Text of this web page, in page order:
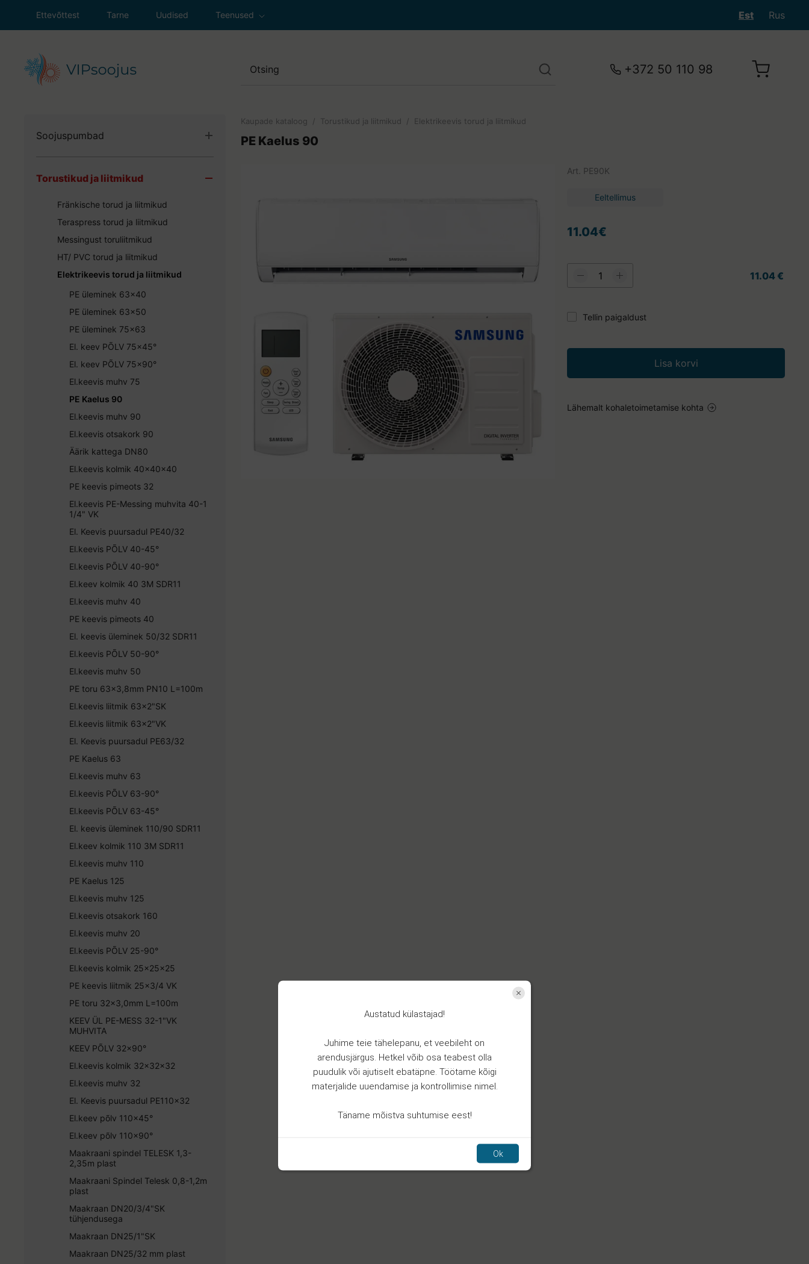
Ettevõttest Tarne Uudised Teenused
Ventilatsiooni paigaldus ja puhastus
Küttesüsteemide paigaldus ja hooldus
Est Rus
+372 50 110 98
Teie ostukorv on tühi.
Soojuspumbad
Õhk-vesi soojuspumbad
Torustikud ja liitmikud
Fränkische torud ja liitmikud
Teraspress torud ja liitmikud
Messingust toruliitmikud
HT/ PVC torud ja liitmikud
Elektrikeevis torud ja liitmikud
PE üleminek 63x40
PE üleminek 63x50
PE üleminek 75x63
El. keev PÕLV 75x45°
El. keev PÕLV 75x90°
El.keevis muhv 75
PE Kaelus 90
El.keevis muhv 90
El.keevis otsakork 90
Äärik kattega DN80
El.keevis kolmik 40x40x40
PE keevis pimeots 32
El.keevis PE-Messing muhvita 40-1
1/4" VK
El. Keevis puursadul PE40/32
El.keevis PÕLV 40-45°
El.keevis PÕLV 40-90°
El.keev kolmik 40 3M SDR11
El.keevis muhv 40
PE keevis pimeots 40
El. keevis üleminek 50/32 SDR11
El.keevis PÕLV 50-90°
El.keevis muhv 50
PE toru 63x3,8mm PN10 L=100m
El.keevis liitmik 63x2"SK
El.keevis liitmik 63x2"VK
El. Keevis puursadul PE63/32
PE Kaelus 63
El.keevis muhv 63
El.keevis PÕLV 63-90°
El.keevis PÕLV 63-45°
El. keevis üleminek 110/90 SDR11
El.keev kolmik 110 3M SDR11
El.keevis muhv 110
PE Kaelus 125
El.keevis muhv 125
El.keevis otsakork 160
El.keevis muhv 20
El.keevis PÕLV 25-90°
El.keevis kolmik 25x25x25
PE keevis liitmik 25x3/4 VK
PE toru 32x3,0mm L=100m
KEEV ÜL PE-MESS 32-1"VK
MUHVITA
KEEV PÕLV 32x90°
El.keevis kolmik 32x32x32
El.keevis muhv 32
El. Keevis puursadul PE110x32
El.keev põlv 110x45°
El.keev põlv 110x90°
Maakraani spindel TELESK 1,3-
2,35m plast
Maakraani Spindel Telesk 0,8-1,2m
plast
Maakraan DN20/3/4"SK
tühjendusega
Maakraan DN25/1"SK
Maakraan DN25/32 mm plast
Kaupade kataloog / Torustikud ja liitmikud / Elektrikeevis torud ja liitmikud
PE Kaelus 90
Art. PE90K
Eeltellimus
11.04€
11.04 €
Tellin paigaldust
Lisa korvi
Lähemalt kohaletoimetamise kohta
Austatud külastajad!
Juhime teie tähelepanu, et veebileht on
arendusjärgus. Hetkel võib osa teabest olla
puudulik või ajutiselt ebatäpne. Töötame kõigi
materjalide uuendamise ja kontrollimise nimel.
Täname mõistva suhtumise eest!
Ok